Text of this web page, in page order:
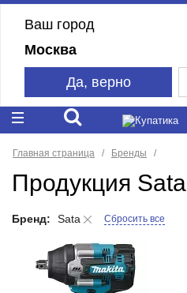
Ваш город
Москва
Да, верно
Главная страница Бренды
Продукция Sata
Бренд: Sata Сбросить все